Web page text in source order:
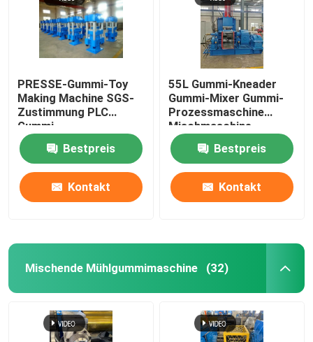
Zwei-Schrauben-Extruder
Kreisförmiges automatisches Kleinmaterial-
Automatisches Kleinmaterial-Wiegesystem
PRESSE-Gummi-Toy
Making Machine SGS-
Zustimmung PLC
Gummi-
Vulkanisierungs
Bestpreis
Kontakt
55L Gummi-Kneader
Gummi-Mixer Gummi-
Prozessmaschine
Mischmaschine
Bestpreis
Kontakt
Mischende Mühlgummimaschine (32)